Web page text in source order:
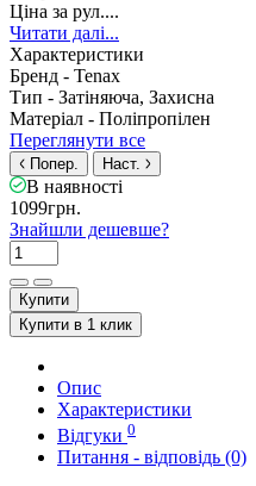
Ціна за рул....
Читати далі...
Характеристики
Бренд - Tenax
Тип - Затіняюча, Захисна
Матеріал - Поліпропілен
Переглянути все
Попер. Наст.
В наявності
1099грн.
Знайшли дешевше?
Купити
Купити в 1 клик
Опис
Характеристики
Відгуки 0
Питання - відповідь (0)